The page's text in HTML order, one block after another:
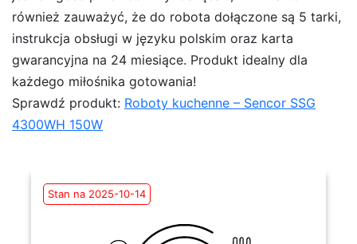
również zauważyć, że do robota dołączone są 5 tarki,
instrukcja obsługi w języku polskim oraz karta
gwarancyjna na 24 miesiące. Produkt idealny dla
każdego miłośnika gotowania!
Sprawdź produkt: Roboty kuchenne – Sencor SSG
4300WH 150W
Stan na 2025-10-14